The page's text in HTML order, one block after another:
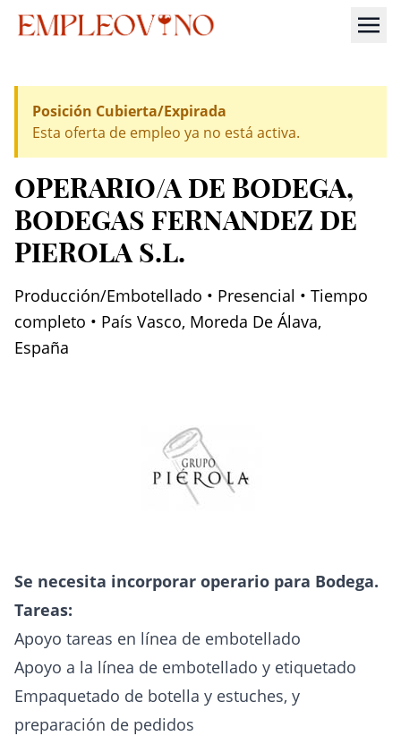
Posición Cubierta/Expirada
Esta oferta de empleo ya no está activa.
OPERARIO/A DE BODEGA,
BODEGAS FERNANDEZ DE
PIEROLA S.L.
Producción/Embotellado • Presencial • Tiempo
completo • País Vasco, Moreda De Álava,
España
Se necesita incorporar operario para Bodega.
Tareas:
Apoyo tareas en línea de embotellado
Apoyo a la línea de embotellado y etiquetado
Empaquetado de botella y estuches, y
preparación de pedidos